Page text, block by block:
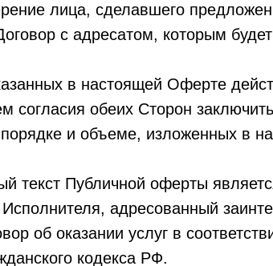
лица, сделавшего
с адресатом, которым
в настоящей Оферте
согласия обеих Сторон
и объеме, изложенных в
текст Публичной оферты
адресованный
об оказании услуг в
кодекса РФ.